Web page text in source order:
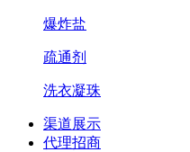
爆炸盐
疏通剂
洗衣凝珠
渠道展示
代理招商